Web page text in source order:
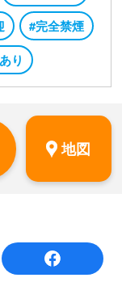
#完全禁煙
り
地図